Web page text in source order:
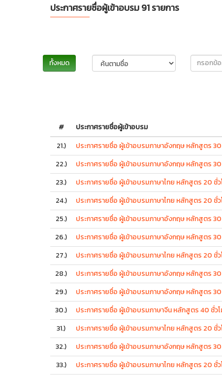
ประกาศรายชื่อผู้เข้าอบรม 91 รายการ
ทั้งหมด
# ประกาศรายชื่อผู้เข้าอบรม
21.)
ประกาศรายชื่อ ผู้เข้าอบรมภาษาอังกฤษ หลักสูตร
22.)
ประกาศรายชื่อ ผู้เข้าอบรมภาษาอังกฤษ หลักสูตร
23.)
ประกาศรายชื่อ ผู้เข้าอบรมภาษาไทย หลักสูตร 20
24.)
ประกาศรายชื่อ ผู้เข้าอบรมภาษาไทย หลักสูตร 20
25.)
ประกาศรายชื่อ ผู้เข้าอบรมภาษาอังกฤษ หลักสูตร
26.)
ประกาศรายชื่อ ผู้เข้าอบรมภาษาอังกฤษ หลักสูตร
27.)
ประกาศรายชื่อ ผู้เข้าอบรมภาษาไทย หลักสูตร 20
28.)
ประกาศรายชื่อ ผู้เข้าอบรมภาษาอังกฤษ หลักสูตร
29.)
ประกาศรายชื่อ ผู้เข้าอบรมภาษาอังกฤษ หลักสูตร
30.)
ประกาศรายชื่อ ผู้เข้าอบรมภาษาจีน หลักสูตร 40 ชั่
31.)
ประกาศรายชื่อ ผู้เข้าอบรมภาษาไทย หลักสูตร 20
32.)
ประกาศรายชื่อ ผู้เข้าอบรมภาษาอังกฤษ หลักสูตร
33.)
ประกาศรายชื่อ ผู้เข้าอบรมภาษาไทย หลักสูตร 20